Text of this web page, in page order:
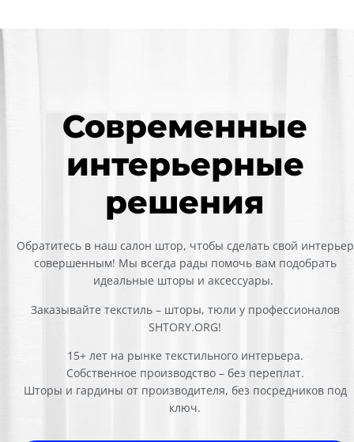
Современные
интерьерные
решения
Обратитесь в наш салон штор, чтобы сделать свой интерьер
совершенным! Мы всегда рады помочь вам подобрать
идеальные шторы и аксессуары.
Заказывайте текстиль – шторы, тюли у профессионалов
SHTORY.ORG!
15+ лет на рынке текстильного интерьера.
Собственное производство – без переплат.
Шторы и гардины от производителя, без посредников под
ключ.